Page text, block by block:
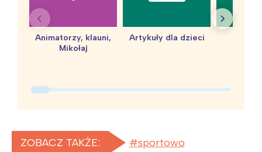
Animatorzy, klauni,
Mikołaj
Artykuły dla dzieci
ZOBACZ TAKŻE: sportowo